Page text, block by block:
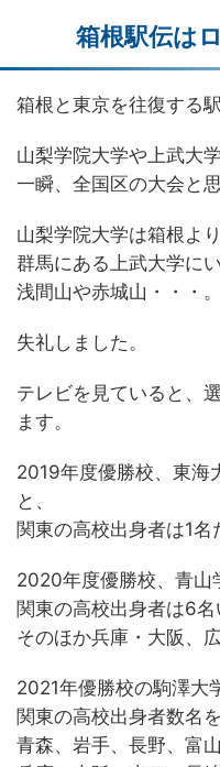
箱根駅伝は
箱根と東京を往復する駅
山梨学院大学や上武大
一瞬、全国区の大会と
山梨学院大学は箱根よ
群馬にある上武大学に
浅間山や赤城山・・・。
失礼しました。
テレビを見ていると、
ます。
2019年度優勝校、東海
と、
関東の高校出身者は1名
2020年度優勝校、青山
関東の高校出身者は6名
そのほか兵庫・大阪、
2021年優勝校の駒澤大
関東の高校出身者数名
青森、岩手、長野、富山